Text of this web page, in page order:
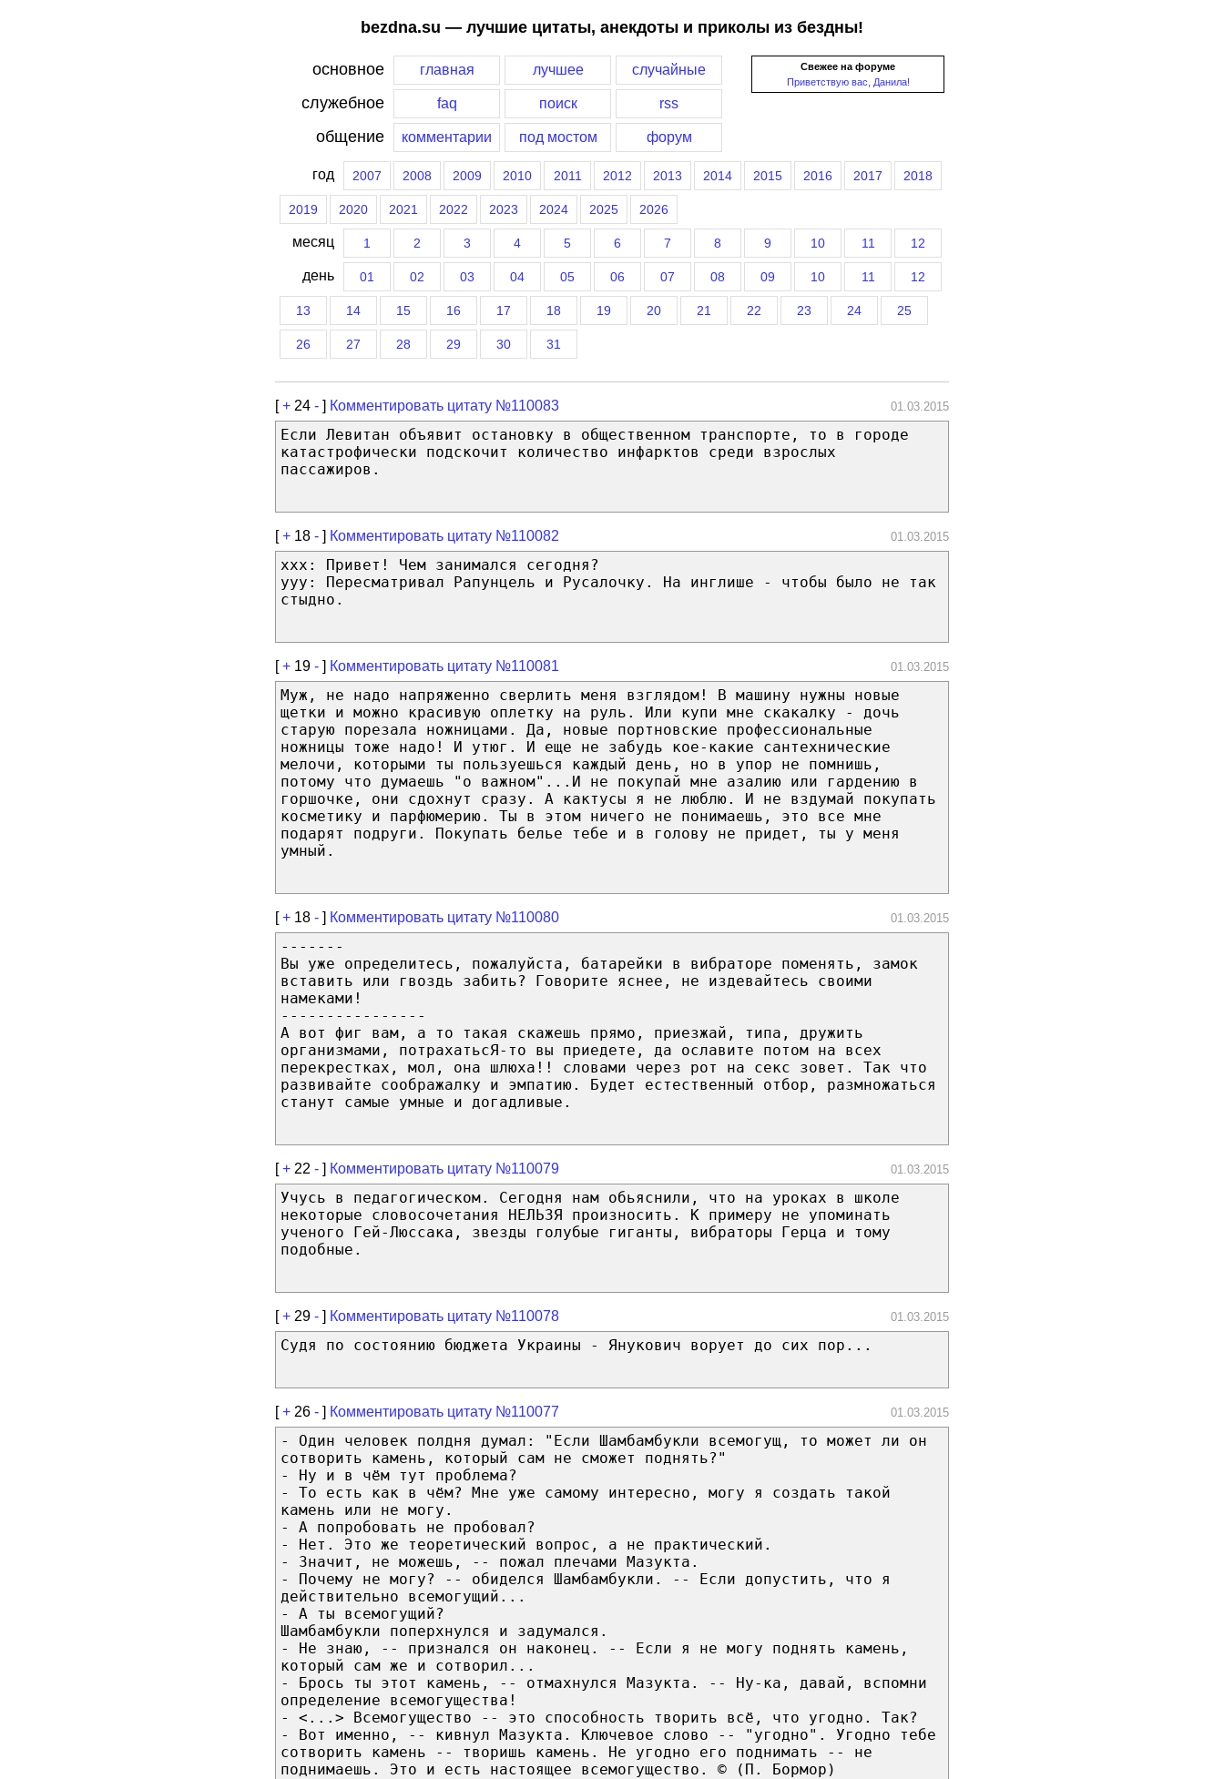
bezdna.su — лучшие цитаты, анекдоты и приколы из бездны!
Свежее на форуме
Приветствую вас, Данила!
основное главная лучшее случайные
служебное faq поиск rss
общение комментарии под мостом форум
год 2007 2008 2009 2010 2011 2012 2013 2014 2015 2016 2017 2018
2019 2020 2021 2022 2023 2024 2025 2026
месяц 1 2 3 4 5 6 7 8 9 10 11 12
день 01 02 03 04 05 06 07 08 09 10 11 12
13 14 15 16 17 18 19 20 21 22 23 24 25
26 27 28 29 30 31
[+ 24 - ] Комментировать цитату №110083 01.03.2015
Если Левитан объявит остановку в общественном транспорте, то в городе
катастрофически подскочит количество инфарктов среди взрослых
пассажиров.
[+ 18 - ] Комментировать цитату №110082 01.03.2015
ххх: Привет! Чем занимался сегодня?
ууу: Пересматривал Рапунцель и Русалочку. На инглише - чтобы было не так
стыдно.
[+ 19 - ] Комментировать цитату №110081 01.03.2015
Муж, не надо напряженно сверлить меня взглядом! В машину нужны новые
щетки и можно красивую оплетку на руль. Или купи мне скакалку - дочь
старую порезала ножницами. Да, новые портновские профессиональные
ножницы тоже надо! И утюг. И еще не забудь кое-какие сантехнические
мелочи, которыми ты пользуешься каждый день, но в упор не помнишь,
потому что думаешь "о важном"...И не покупай мне азалию или гардению в
горшочке, они сдохнут сразу. А кактусы я не люблю. И не вздумай покупать
косметику и парфюмерию. Ты в этом ничего не понимаешь, это все мне
подарят подруги. Покупать белье тебе и в голову не придет, ты у меня
умный.
[+ 18 - ] Комментировать цитату №110080 01.03.2015
-------
Вы уже определитесь, пожалуйста, батарейки в вибраторе поменять, замок
вставить или гвоздь забить? Говорите яснее, не издевайтесь своими
намеками!
----------------
А вот фиг вам, а то такая скажешь прямо, приезжай, типа, дружить
организмами, потрахатьсЯ-то вы приедете, да ославите потом на всех
перекрестках, мол, она шлюха!! словами через рот на секс зовет. Так что
развивайте соображалку и эмпатию. Будет естественный отбор, размножаться
станут самые умные и догадливые.
[+ 22 - ] Комментировать цитату №110079 01.03.2015
Учусь в педагогическом. Сегодня нам обьяснили, что на уроках в школе
некоторые словосочетания НЕЛЬЗЯ произносить. К примеру не упоминать
ученого Гей-Люссака, звезды голубые гиганты, вибраторы Герца и тому
подобные.
[+ 29 - ] Комментировать цитату №110078 01.03.2015
Судя по состоянию бюджета Украины - Янукович ворует до сих пор...
[+ 26 - ] Комментировать цитату №110077 01.03.2015
- Один человек полдня думал: "Если Шамбамбукли всемогущ, то может ли он
сотворить камень, который сам не сможет поднять?"
- Ну и в чём тут проблема?
- То есть как в чём? Мне уже самому интересно, могу я создать такой
камень или не могу.
- А попробовать не пробовал?
- Нет. Это же теоретический вопрос, а не практический.
- Значит, не можешь, -- пожал плечами Мазукта.
- Почему не могу? -- обиделся Шамбамбукли. -- Если допустить, что я
действительно всемогущий...
- А ты всемогущий?
Шамбамбукли поперхнулся и задумался.
- Не знаю, -- признался он наконец. -- Если я не могу поднять камень,
который сам же и сотворил...
- Брось ты этот камень, -- отмахнулся Мазукта. -- Ну-ка, давай, вспомни
определение всемогущества!
- <...> Всемогущество -- это способность творить всё, что угодно. Так?
- Вот именно, -- кивнул Мазукта. Ключевое слово -- "угодно". Угодно тебе
сотворить камень -- творишь камень. Не угодно его поднимать -- не
поднимаешь. Это и есть настоящее всемогущество. © (П. Бормор)